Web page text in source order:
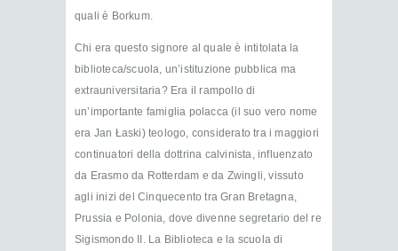
quali è Borkum.
Chi era questo signore al quale è intitolata la
biblioteca/scuola, un’istituzione pubblica ma
extrauniversitaria? Era il rampollo di
un’importante famiglia polacca (il suo vero nome
era Jan Łaski) teologo, considerato tra i maggiori
continuatori della dottrina calvinista, influenzato
da Erasmo da Rotterdam e da Zwingli, vissuto
agli inizi del Cinquecento tra Gran Bretagna,
Prussia e Polonia, dove divenne segretario del re
Sigismondo II. La Biblioteca e la scuola di